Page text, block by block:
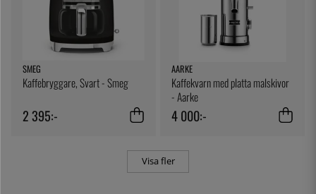
SMEG
Kaffebryggare, Svart - Smeg
2 395:-
AARKE
Kaffekvarn med platta malskivor
- Aarke
4 000:-
Visa fler